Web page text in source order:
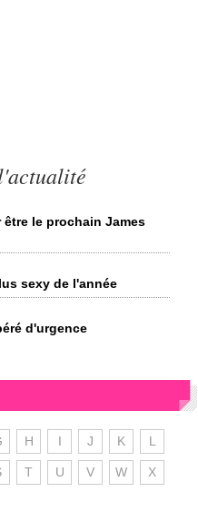
le prochain James
sexy de l'année
d'urgence
H I J K L
T U V W X